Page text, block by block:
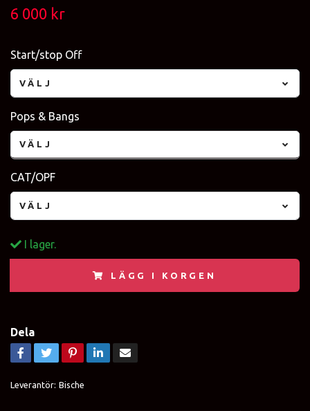
6 000 kr
Start/stop Off
VÄLJ
Pops & Bangs
VÄLJ
CAT/OPF
VÄLJ
I lager.
LÄGG I KORGEN
Dela
Leverantör: Bische